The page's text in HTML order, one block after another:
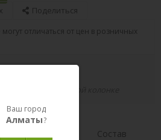
Поделиться
отличаться от цен в розничных
заказа
Состав
Ваш город
Алматы?